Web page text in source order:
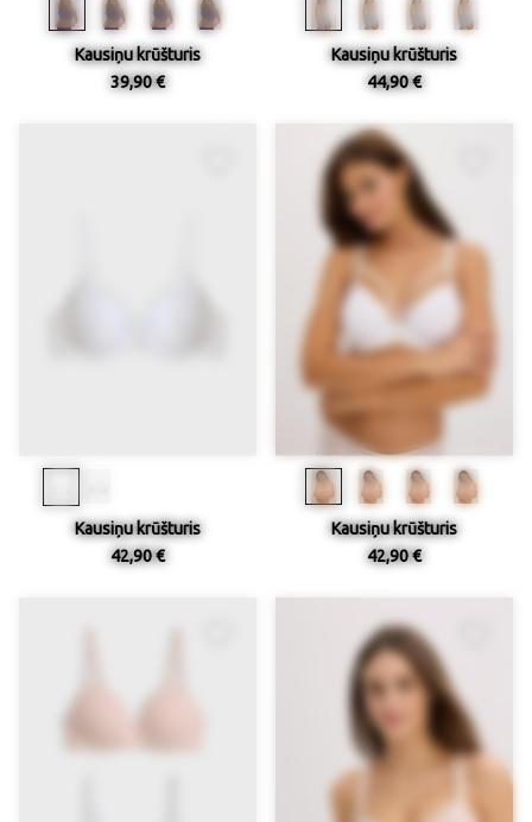
Kausiņu krūšturis
39,90 €
Kausiņu krūšturis
44,90 €
Kausiņu krūšturis
42,90 €
Kausiņu krūšturis
42,90 €